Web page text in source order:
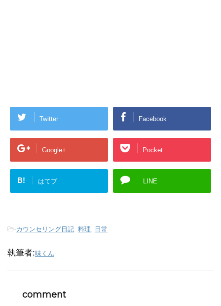
Twitter Facebook
Google+ Pocket
B! はてブ LINE
-カウンセリング日記, 料理, 日常
執筆者:味くん
comment